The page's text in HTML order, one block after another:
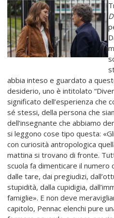
abbia inteso e guardato a
desiderio, uno è intitolato
significato dell’esperienza che
sé stessi, della persona che
dell’insegnante che abbiamo
si leggono cose tipo questa:
con curiosità antropologica
mattina si trovano di fronte.
scuola fa dimenticare il numero
dalle tare, dai pregiudizi,
stupidità, dalla cupidigia,
famiglie». E non deve
capitolo, Pennac elenchi pure